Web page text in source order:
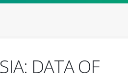
DATA OF